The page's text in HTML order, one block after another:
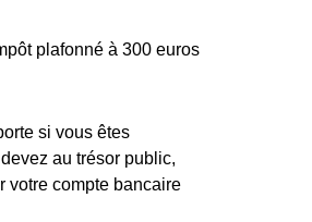
plafonné à 300 euros
si vous êtes
au trésor public,
votre compte bancaire